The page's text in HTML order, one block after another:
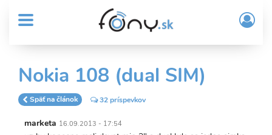
obsah
MENU
Sub
Header
menu
User
account
menu
/
Nokia 108 (dual SIM)
Späť na článok 32 príspevkov
marketa 16.09.2013 - 17:54